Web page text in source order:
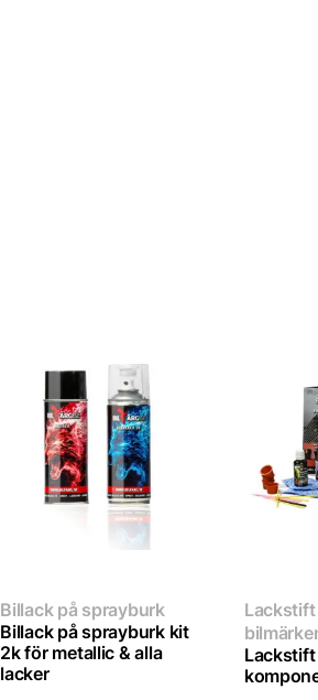
Billack på sprayburk
Billack på sprayburk kit
2k för metallic & alla
lacker
Lackstift